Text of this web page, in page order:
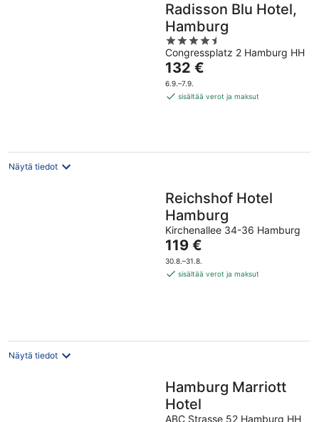
Radisson Blu Hotel,
Hamburg
4.5
out
of
5
Congressplatz 2 Hamburg HH
Hinta
on
132 €
132 €
6.9.–7.9.
sisältää verot ja maksut
Näytä tiedot
Reichshof Hotel
Hamburg
Kirchenallee 34-36 Hamburg
Hinta
on
119 €
119 €
30.8.–31.8.
sisältää verot ja maksut
Näytä tiedot
Hamburg Marriott
Hotel
ABC Strasse 52 Hamburg HH